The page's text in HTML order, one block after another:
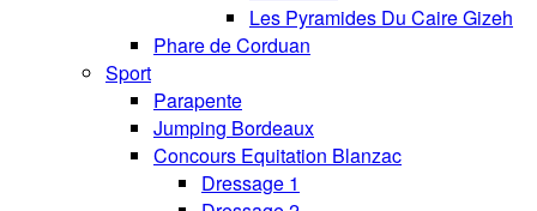
Les Pyramides Du Caire Gizeh
Phare de Corduan
Sport
Parapente
Jumping Bordeaux
Concours Equitation Blanzac
Dressage 1